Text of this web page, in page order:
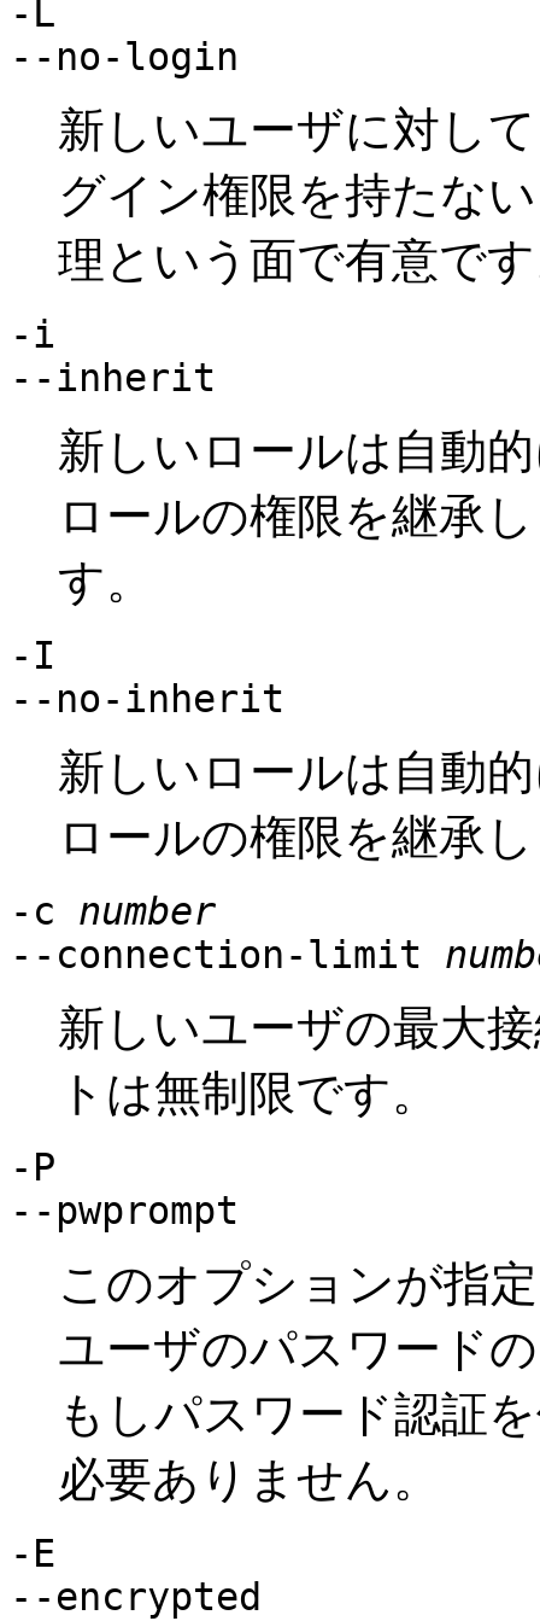
-L
--no-login
新しいユーザに対し
グイン権限を持たな
理という面で有意で
-i
--inherit
新しいロールは自動
ロールの権限を継承
す。
-I
--no-inherit
新しいロールは自動
ロールの権限を継承
-c number
--connection-limit
新しいユーザの最大
トは無制限です。
-P
--pwprompt
このオプションが指
ユーザのパスワード
もしパスワード認証
必要ありません。
-E
--encrypted